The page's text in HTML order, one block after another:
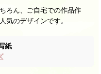
ろん、ご自宅での作品作
気のデザインです。
紙